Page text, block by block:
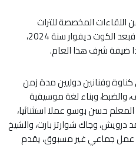
اللقاءات المخصصة للتراث
الإفريقي المسجل لدى اليونسكو، فبعد الكوت ديفوار سنة 2024،
وفنانين دوليين مدة زمن
والضبط، وبناء لغة موسيقية
حسن بوسو عملا استثنائيا،
وجاك شوارتز بارت، والشيخ
عمل جماعي غير مسبوق، يقدم